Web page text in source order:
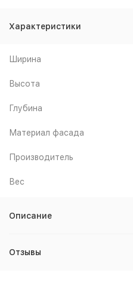
Характеристики
Ширина
Высота
Глубина
Материал фасада
Производитель
Вес
Описание
Отзывы